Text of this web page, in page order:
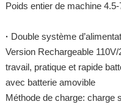
Poids entier de machine
· Double système
Version Rechargeable
travail, pratique et rapide
avec batterie amovible
Méthode de charge: charge